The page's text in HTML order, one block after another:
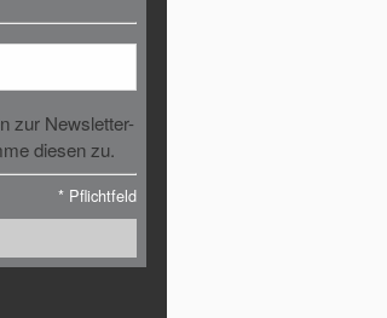
zur Newsletter-
diesen zu.
* Pflichtfeld